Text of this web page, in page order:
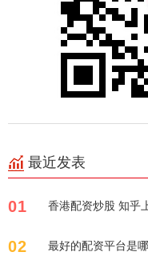
最近发表
01 香港配资炒股 知乎
02 最好的配资平台是